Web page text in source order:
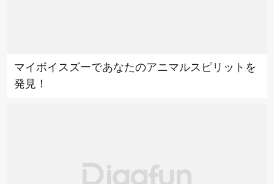
マイボイスズーであなたのアニマルスピリットを
発見！